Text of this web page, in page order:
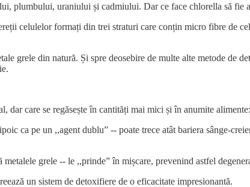
plumbului, uraniului și cadmiului. Dar ce face chlorella să fie
celulelor formați din trei straturi care conțin micro fibre de
grele din natură. Și spre deosebire de multe alte metode de
care se regăsește în cantități mai mici și în anumite
ca pe un ,,agent dublu” -- poate trece atât bariera sânge-
grele -- le ,,prinde” în mișcare, prevenind astfel
un sistem de detoxifiere de o eficacitate impresionantă.